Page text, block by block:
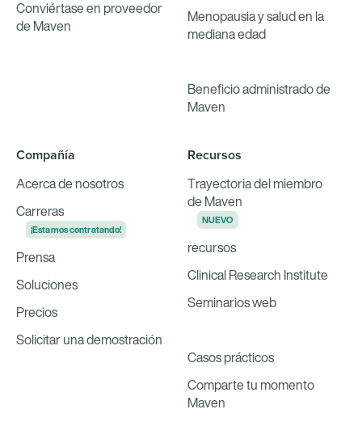
Conviértase en proveedor
de Maven
Menopausia y salud en la
mediana edad
Beneficio administrado de
Maven
Compañía
Acerca de nosotros
Carreras
¡Estamos contratando!
Prensa
Soluciones
Precios
Solicitar una demostración
Recursos
Trayectoria del miembro
de Maven
NUEVO
recursos
Clinical Research Institute
Seminarios web
Casos prácticos
Comparte tu momento
Maven